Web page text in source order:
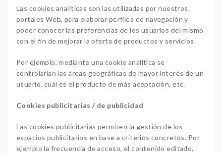
Las cookies analíticas son las utilizadas por nuestros
portales Web, para elaborar perfiles de navegación y
poder conocer las preferencias de los usuarios del mismo
con el fin de mejorar la oferta de productos y servicios.
Por ejemplo, mediante una cookie analítica se
controlarían las áreas geográficas de mayor interés de un
usuario, cuál es el producto de más aceptación, etc.
Cookies publicitarias / de publicidad
Las cookies publicitarias permiten la gestión de los
espacios publicitarios en base a criterios concretos. Por
ejemplo la frecuencia de acceso, el contenido editado,